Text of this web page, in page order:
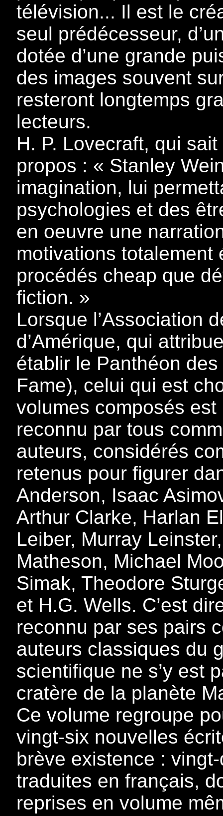
télévision... Il est le
seul prédécesseur,
dotée d’une grande
des images souvent
resteront longtemps
lecteurs.
H. P. Lovecraft, qui
propos : « Stanley
imagination, lui
psychologies et des
en oeuvre une
motivations totalement
procédés cheap que
fiction. »
Lorsque l’Association
d’Amérique, qui
établir le Panthéon
Fame), celui qui est
volumes composés
reconnu par tous
auteurs, considérés
retenus pour figurer
Anderson, Isaac
Arthur Clarke, Harlan
Leiber, Murray
Matheson, Michael
Simak, Theodore
et H.G. Wells. C’est
reconnu par ses pairs
auteurs classiques du
scientifique ne s’y est
cratère de la planète
Ce volume regroupe
vingt-six nouvelles
brève existence :
traduites en français,
reprises en volume